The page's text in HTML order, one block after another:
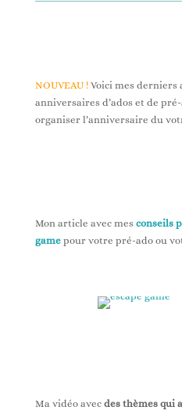
NOUVEAU !Voici mes derniers
anniversaires d’ados et de
organiser l’anniversaire du
Mon article avec mes conseils
gamepour votre pré-ado ou
Ma vidéo avec des thèmes qui